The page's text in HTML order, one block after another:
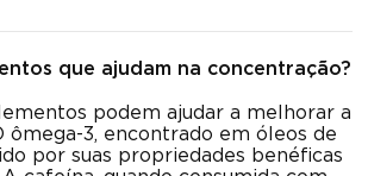
que ajudam na concentração?
podem ajudar a melhorar a
ômega-3, encontrado em óleos de
por suas propriedades benéficas